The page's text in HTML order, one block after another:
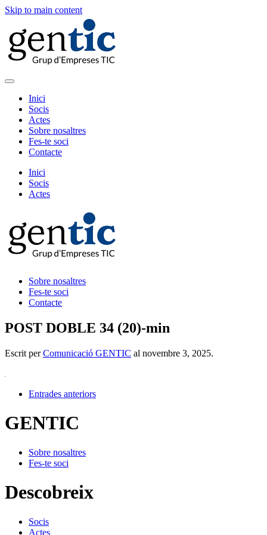
Skip to main content
Inici
Socis
Actes
Sobre nosaltres
Fes-te soci
Contacte
Inici
Socis
Actes
Sobre nosaltres
Fes-te soci
Contacte
POST DOBLE 34 (20)-min
Escrit perComunicació GENTIC al novembre 3, 2025.
Entrades anteriors
GENTIC
Sobre nosaltres
Fes-te soci
Descobreix
Socis
Actes